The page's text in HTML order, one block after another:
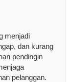
menjadi
dan kurang
pendingin
pelanggan.